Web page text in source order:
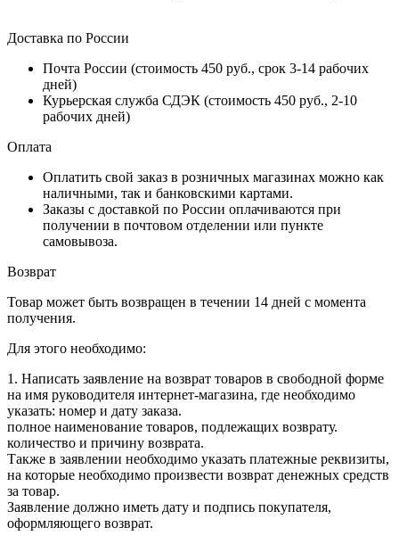
Доставка по России
Почта России (стоимость 450 руб., срок 3-14 рабочих
дней)
Курьерская служба СДЭК (стоимость 450 руб., 2-10
рабочих дней)
Оплата
Оплатить свой заказ в розничных магазинах можно как
наличными, так и банковскими картами.
Заказы с доставкой по России оплачиваются при
получении в почтовом отделении или пункте
самовывоза.
Возврат
Товар может быть возвращен в течении 14 дней с момента
получения.
Для этого необходимо:
1. Написать заявление на возврат товаров в свободной форме
на имя руководителя интернет-магазина, где необходимо
указать: номер и дату заказа.
полное наименование товаров, подлежащих возврату.
количество и причину возврата.
Также в заявлении необходимо указать платежные реквизиты,
на которые необходимо произвести возврат денежных средств
за товар.
Заявление должно иметь дату и подпись покупателя,
оформляющего возврат.